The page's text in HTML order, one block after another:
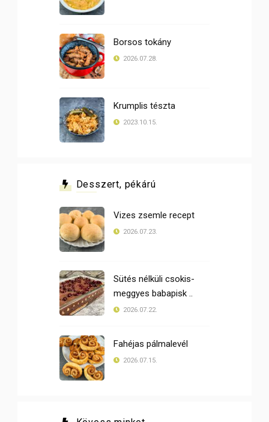
Borsos tokány
2026.07.28.
Krumplis tészta
2023.10.15.
Desszert, pékárú
Vizes zsemle recept
2026.07.23.
Sütés nélküli csokis-
meggyes babapisk ..
2026.07.22.
Fahéjas pálmalevél
2026.07.15.